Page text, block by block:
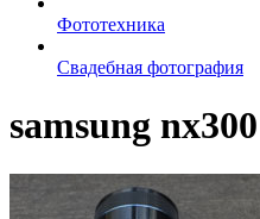
Фототехника
Свадебная фотография
samsung